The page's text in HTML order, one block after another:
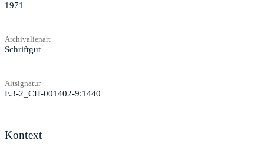
1971
Archivalienart
Schriftgut
Altsignatur
F.3-2_CH-001402-9:1440
Kontext